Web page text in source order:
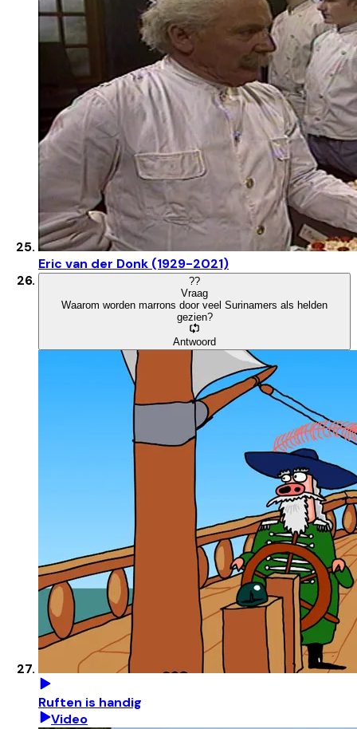
Eric van der Donk (1929-2021)
??
Vraag
Waarom worden marrons door veel Surinamers als helden
gezien?
Antwoord
Ruften is handig
Video